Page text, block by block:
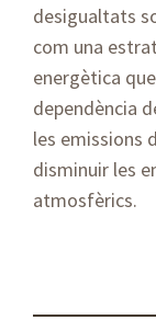
desigualtats
com una
energètica
dependència
les emissions
disminuir les
atmosfèrics.